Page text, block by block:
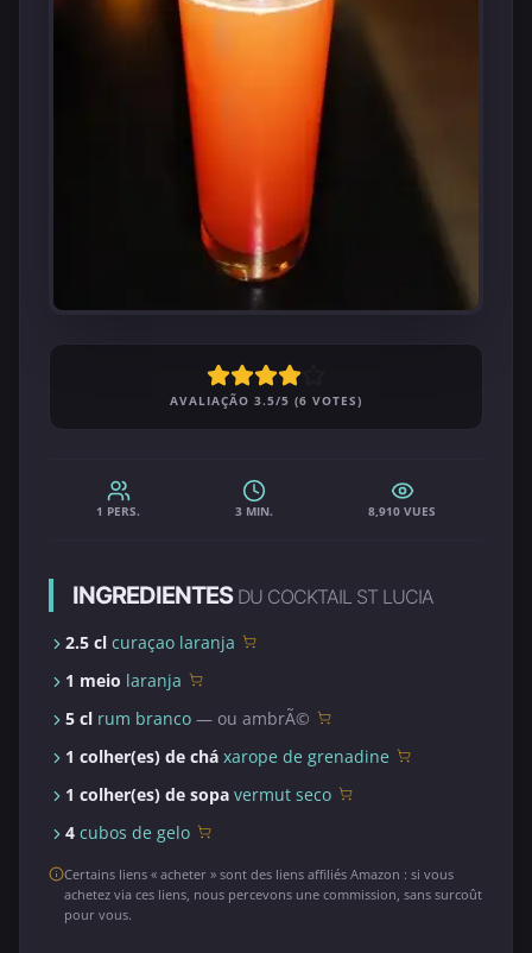
AVALIAÇÃO 3.5/5 (6 VOTES)
1 PERS. 3 MIN. 8,910 VUES
INGREDIENTES DU COCKTAIL ST LUCIA
2.5 cl curaçao laranja
1 meio laranja
5 cl rum branco — ou ambrÃ©
1 colher(es) de chá xarope de grenadine
1 colher(es) de sopa vermut seco
4 cubos de gelo
Certains liens « acheter » sont des liens affiliés Amazon : si vous
achetez via ces liens, nous percevons une commission, sans surcoût
pour vous.